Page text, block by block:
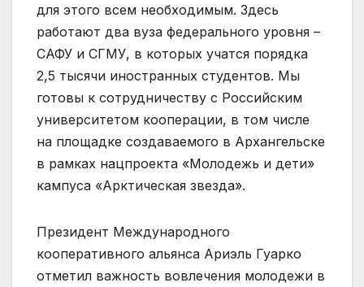
для этого всем необходимым. Здесь
работают два вуза федерального уровня –
САФУ и СГМУ, в которых учатся порядка
2,5 тысячи иностранных студентов. Мы
готовы к сотрудничеству с Российским
университетом кооперации, в том числе
на площадке создаваемого в Архангельске
в рамках нацпроекта «Молодежь и дети»
кампуса «Арктическая звезда».
Президент Международного
кооперативного альянса Ариэль Гуарко
отметил важность вовлечения молодежи в